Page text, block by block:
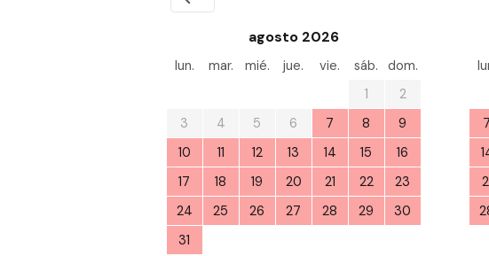
agosto 2026
lun. mar. mié. jue. vie. sáb. dom.
1
2
3
4 5 6 7 8
9
10
11 12 13 14 15
16
17
18 19 20 21 22
23
24
25 26 27 28 29
30
31
7